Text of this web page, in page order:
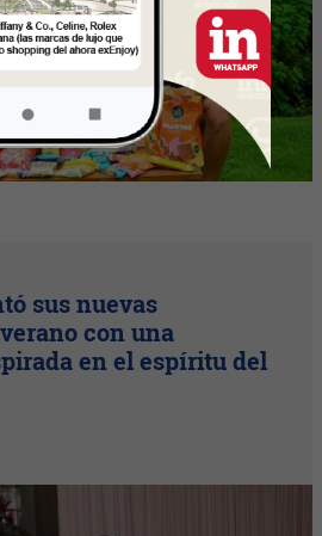
sus nuevas
con una
en el espíritu del